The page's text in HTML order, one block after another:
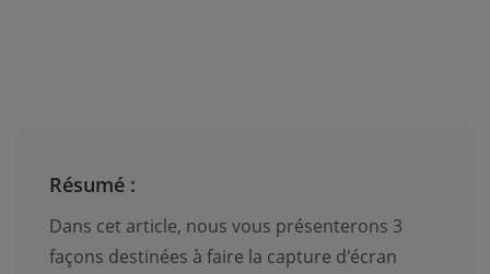
Résumé :
Dans cet article, nous vous présenterons 3
façons destinées à faire la capture d'écran